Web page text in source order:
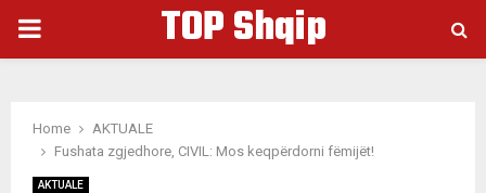
PRIMARY
TOP Shqip
Home
AKTUALE
Fushata zgjedhore, CIVIL: Mos keqpërdorni fëmijët!
AKTUALE